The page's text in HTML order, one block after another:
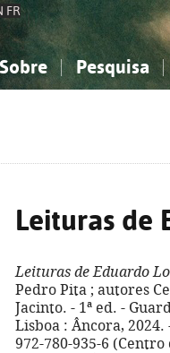
FR
Sobre Pesquisa
Leituras de
Leituras de Eduardo
Pedro Pita ; autores
Jacinto. - 1ª ed. -
Lisboa : Âncora, 2024.
972-780-935-6